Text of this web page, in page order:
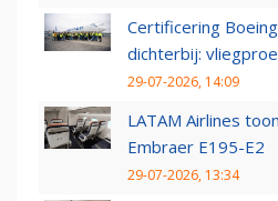
Certificering
dichterbij:
29-07-2026, 14:09
LATAM Airlines
Embraer E195-E2
29-07-2026, 13:34